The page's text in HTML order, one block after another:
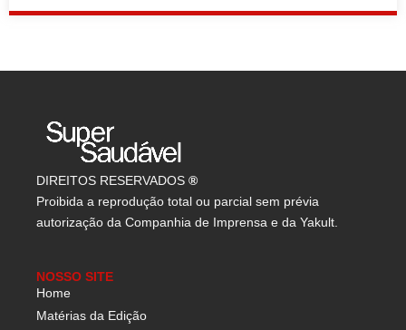
DIREITOS RESERVADOS ®
Proibida a reprodução total ou parcial sem prévia
autorização da Companhia de Imprensa e da Yakult.
NOSSO SITE
Home
Matérias da Edição